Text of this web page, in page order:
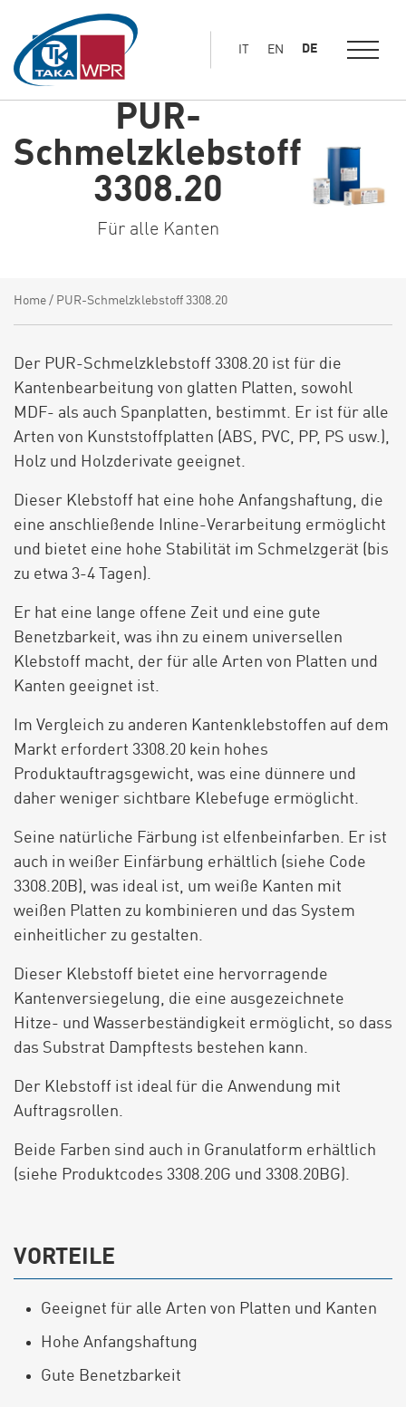
springen
IT EN DE
PUR-
Schmelzklebstoff
3308.20
Für alle Kanten
Home / PUR-Schmelzklebstoff 3308.20
Der PUR-Schmelzklebstoff 3308.20 ist für die
Kantenbearbeitung von glatten Platten, sowohl
MDF- als auch Spanplatten, bestimmt. Er ist für alle
Arten von Kunststoffplatten (ABS, PVC, PP, PS usw.),
Holz und Holzderivate geeignet.
Dieser Klebstoff hat eine hohe Anfangshaftung, die
eine anschließende Inline-Verarbeitung ermöglicht
und bietet eine hohe Stabilität im Schmelzgerät (bis
zu etwa 3-4 Tagen).
Er hat eine lange offene Zeit und eine gute
Benetzbarkeit, was ihn zu einem universellen
Klebstoff macht, der für alle Arten von Platten und
Kanten geeignet ist.
Im Vergleich zu anderen Kantenklebstoffen auf dem
Markt erfordert 3308.20 kein hohes
Produktauftragsgewicht, was eine dünnere und
daher weniger sichtbare Klebefuge ermöglicht.
Seine natürliche Färbung ist elfenbeinfarben. Er ist
auch in weißer Einfärbung erhältlich (siehe Code
3308.20B), was ideal ist, um weiße Kanten mit
weißen Platten zu kombinieren und das System
einheitlicher zu gestalten.
Dieser Klebstoff bietet eine hervorragende
Kantenversiegelung, die eine ausgezeichnete
Hitze- und Wasserbeständigkeit ermöglicht, so dass
das Substrat Dampftests bestehen kann.
Der Klebstoff ist ideal für die Anwendung mit
Auftragsrollen.
Beide Farben sind auch in Granulatform erhältlich
(siehe Produktcodes 3308.20G und 3308.20BG).
VORTEILE
Geeignet für alle Arten von Platten und Kanten
Hohe Anfangshaftung
Gute Benetzbarkeit